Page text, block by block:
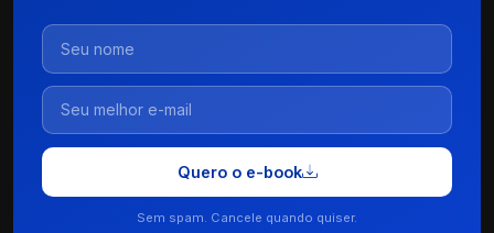
Quero o e-book
Sem spam. Cancele quando quiser.